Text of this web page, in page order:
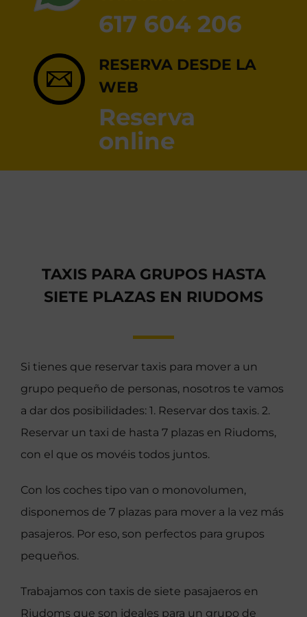
617 604 206
RESERVA DESDE LA
WEB
Reserva
online
TAXIS PARA GRUPOS HASTA
SIETE PLAZAS EN RIUDOMS
Si tienes que reservar taxis para mover a un
grupo pequeño de personas, nosotros te vamos
a dar dos posibilidades: 1. Reservar dos taxis. 2.
Reservar un taxi de hasta 7 plazas en Riudoms,
con el que os movéis todos juntos.
Con los coches tipo van o monovolumen,
disponemos de 7 plazas para mover a la vez más
pasajeros. Por eso, son perfectos para grupos
pequeños.
Trabajamos con taxis de siete pasajaeros en
Riudoms que son ideales para un grupo de